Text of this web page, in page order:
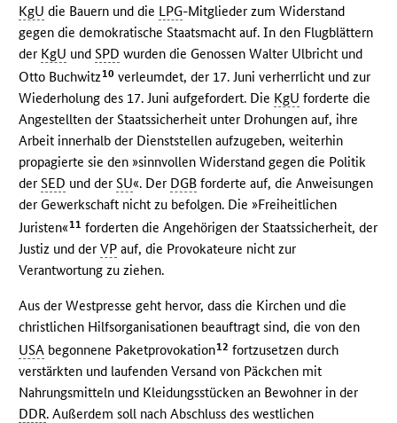
KgU die Bauern und die LPG-Mitglieder zum Widerstand
gegen die demokratische Staatsmacht auf. In den Flugblättern
der KgU undSPD wurden die Genossen Walter Ulbricht und
Otto Buchwitz10 verleumdet, der 17. Juni verherrlicht und zur
Wiederholung des 17. Juni aufgefordert. Die KgU forderte die
Angestellten der Staatssicherheit unter Drohungen auf, ihre
Arbeit innerhalb der Dienststellen aufzugeben, weiterhin
propagierte sie den »sinnvollen Widerstand gegen die Politik
derSED und derSU«. Der DGB forderte auf, die Anweisungen
der Gewerkschaft nicht zu befolgen. Die »Freiheitlichen
Juristen«11 forderten die Angehörigen der Staatssicherheit, der
Justiz und derVP auf, die Provokateure nicht zur
Verantwortung zu ziehen.
Aus der Westpresse geht hervor, dass die Kirchen und die
christlichen Hilfsorganisationen beauftragt sind, die von den
USA begonnene Paketprovokation12 fortzusetzen durch
verstärkten und laufenden Versand von Päckchen mit
Nahrungsmitteln und Kleidungsstücken an Bewohner in der
DDR. Außerdem soll nach Abschluss des westlichen